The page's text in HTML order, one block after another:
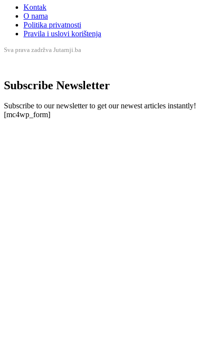
Kontak
O nama
Politika privatnosti
Pravila i uslovi korištenja
Sva prava zadržva Jutarnji.ba
Subscribe Newsletter
Subscribe to our newsletter to get our newest articles instantly!
[mc4wp_form]